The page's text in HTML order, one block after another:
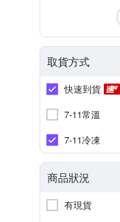
取貨方式
快速到貨
7-11常溫
7-11冷凍
商品狀況
有現貨